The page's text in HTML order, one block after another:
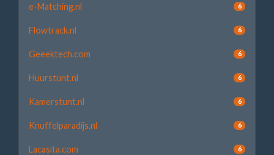
e-Matching.nl 6
Flowtrack.nl 6
Geeektech.com 6
Huurstunt.nl 6
Kamerstunt.nl 6
Knuffelparadijs.nl 6
Lacasita.com 6